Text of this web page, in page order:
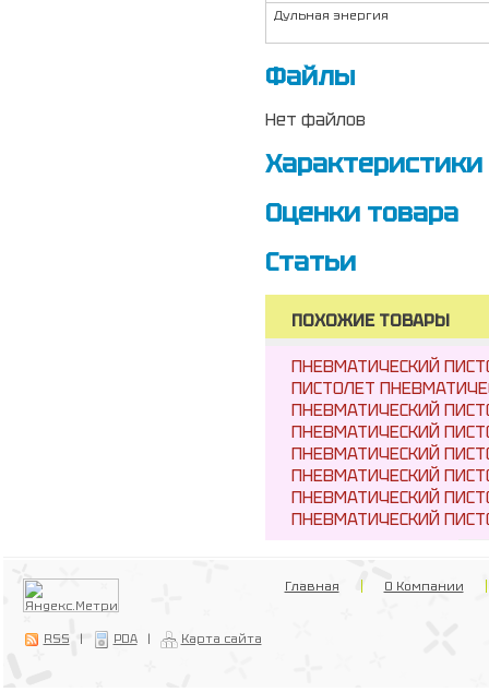
Дульная энергия
Файлы
Нет файлов
Характеристики
Оценки товара
Статьи
ПОХОЖИЕ ТОВАРЫ
ПНЕВМАТИЧЕСКИЙ
ПИСТОЛЕТ
ПНЕВМАТИЧЕСКИЙ
ПНЕВМАТИЧЕСКИЙ
ПНЕВМАТИЧЕСКИЙ
ПНЕВМАТИЧЕСКИЙ
ПНЕВМАТИЧЕСКИЙ
ПНЕВМАТИЧЕСКИЙ
RSS | PDA | Карта сайта
Главная О Компании